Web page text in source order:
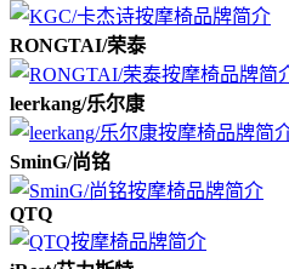
RONGTAI/荣泰
leerkang/乐尔康
SminG/尚铭
QTQ